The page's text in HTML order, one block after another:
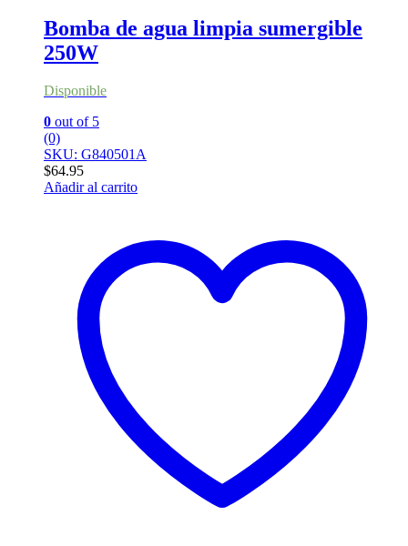
Bomba de agua limpia sumergible
250W
Disponible
0 out of 5
(0)
SKU: G840501A
$64.95
Añadir al carrito